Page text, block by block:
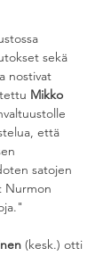
sekä
nostivat
Mikko
että
satojen
Nurmon
(kesk.) otti